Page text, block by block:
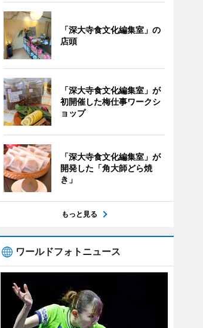
「深大寺食文化編集室」の
店頭
「深大寺食文化編集室」が
初開催した梅仕事ワークシ
ョップ
「深大寺食文化編集室」が
開発した「角大師どら焼
き」
もっと見る
ワールドフォトニュース